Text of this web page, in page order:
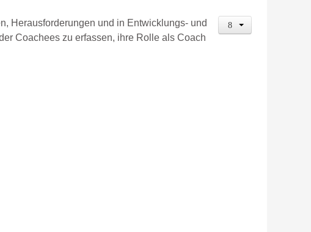
Herausforderungen und in Entwicklungs- und
Coachees zu erfassen, ihre Rolle als Coach